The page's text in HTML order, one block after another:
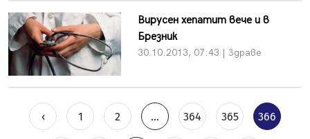
Вирусен хепатит вече и в
Брезник
30.10.2013, 07:43 | Здраве
‹ 1 2 ... 364 365 366